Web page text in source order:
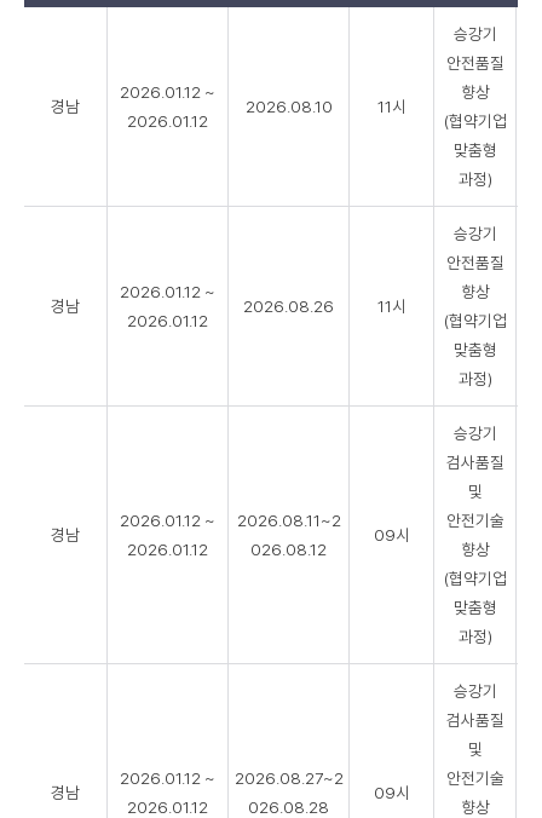
경남
2026.01.12 ~
2026.01.12
2026.08.10 11시
승강기
안전품질
향상
(협약기업
맞춤형
과정)
경남
2026.01.12 ~
2026.01.12
2026.08.26 11시
승강기
안전품질
향상
(협약기업
맞춤형
과정)
경남
2026.01.12 ~
2026.01.12
2026.08.11~2
026.08.12
09시
승강기
검사품질
및
안전기술
향상
(협약기업
맞춤형
과정)
경남
2026.01.12 ~
2026.01.12
2026.08.27~2
026.08.28
09시
승강기
검사품질
및
안전기술
향상